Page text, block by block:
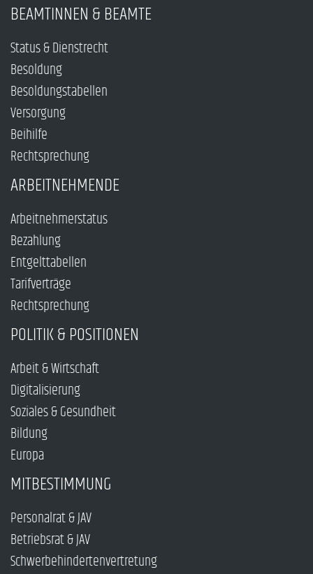
BEAMTINNEN & BEAMTE
Status & Dienstrecht
Besoldung
Besoldungstabellen
Versorgung
Beihilfe
Rechtsprechung
ARBEITNEHMENDE
Arbeitnehmerstatus
Bezahlung
Entgelttabellen
Tarifverträge
Rechtsprechung
POLITIK & POSITIONEN
Arbeit & Wirtschaft
Digitalisierung
Soziales & Gesundheit
Bildung
Europa
MITBESTIMMUNG
Personalrat & JAV
Betriebsrat & JAV
Schwerbehindertenvertretung